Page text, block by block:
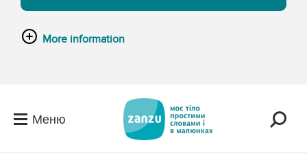
More information
Меню